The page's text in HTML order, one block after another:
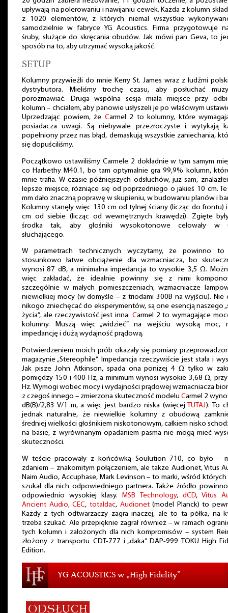
upływają na polerowaniu i nawijaniu cewek. Każda z kolumn
z 1020 elementów, z których niemal wszystkie
samodzielnie w fabryce YG Acoustics. Firma przygotowuje
śruby, służące do skręcania obudów. Jak mówi pan Geva, to
sposób na to, aby utrzymać wysoką jakość.
SETUP
Kolumny przywieźli do mnie Kerry St. James wraz z ludźmi
dystrybutora. Mieliśmy trochę czasu, aby posłuchać
porozmawiać. Druga wspólna sesja miała miejsce przy
kolumn – chciałem, aby panowie usłyszeli je po właściwym
Uprzedzając powiem, że Carmel 2 to kolumny, które
posiadacza uwagi. Są niebywale przezroczyste i wytykają
popełniony przez nas błąd, demaskują wszystkie zaniechania,
się dopuściliśmy.
Początkowo ustawiliśmy Carmele 2 dokładnie w tym samym
co Harbethy M40.1, bo tam optymalnie gra 99,9% kolumn,
mnie trafia. W czasie późniejszych odsłuchów, już sam,
lepsze miejsce, różniące się od poprzedniego o jakieś 10 cm.
mm dało znaczną poprawę w skupieniu, w budowaniu planów i
Kolumny stanęły więc 130 cm od tylnej ściany (licząc do frontu)
cm od siebie (licząc od wewnętrznych krawędzi). Zgięte
środka tak, aby głośniki wysokotonowe celowały w
słuchającego.
W parametrach technicznych wyczytamy, że powinno to
stosunkowo łatwe obciążenie dla wzmacniacza, bo
wynosi 87 dB, a minimalna impedancja to wysokie 3,5 Ω.
więc zakładać, że idealnie powinny się z nimi
szczególnie w małych pomieszczeniach, wzmacniacze
niewielkiej mocy (w domyśle – z triodami 300B na wyjściu). Nie
nikogo zniechęcać do eksperymentów, są one esencją naszego
życia”, ale rzeczywistość jest inna: Carmel 2 to wymagające
kolumny. Muszą więc „widzieć” na wejściu wysoką moc,
impedancję i dużą wydajność prądową.
Potwierdzeniem moich prób okazały się pomiary
magazynie „Stereophile”. Impedancja rzeczywiście jest stała i
Jak pisze John Atkinson, spada ona poniżej 4 Ω tylko w
pomiędzy 150 i 400 Hz, a minimum wynosi wysokie 3,68 Ω,
Hz. Wymogi wobec mocy i wydajności prądowej wzmacniacza
z czegoś innego – zmierzona skuteczność modelu Carmel 2
dB(B)/2,83 V/1 m, a więc jest bardzo niska (więcej TUTAJ). To
jednak naturalne, że niewielkie kolumny z obudową
średniej wielkości głośnikiem niskotonowym, całkiem nisko
na basie, z wyrównanym opadaniem pasma nie mogą mieć
skuteczności.
W teście pracowały z końcówką Soulution 710, co było –
zdaniem – znakomitym połączeniem, ale także Audionet, Vitus
Naim Audio, Accuphase, Mark Levinson – to marki, wśród których
szukał dla nich odpowiedniego partnera. Także źródło
odpowiednio wysokiej klasy.
MSB Technology, dCD, Vitus
Ancient Audio,CEC, totaldac, Audionet(model Planck) to
Każdy z tych odtwarzaczy zagra inaczej, ale to ta półka, na
trzeba szukać. Ale przepięknie zagrał również – w ramach
tych kolumn i założonych dla nich kompromisów – system
złożony z transportu CDT-777 i „daka” DAP-999 TOKU High
Edition.
YG ACOUSTICS w „High Fidelity”